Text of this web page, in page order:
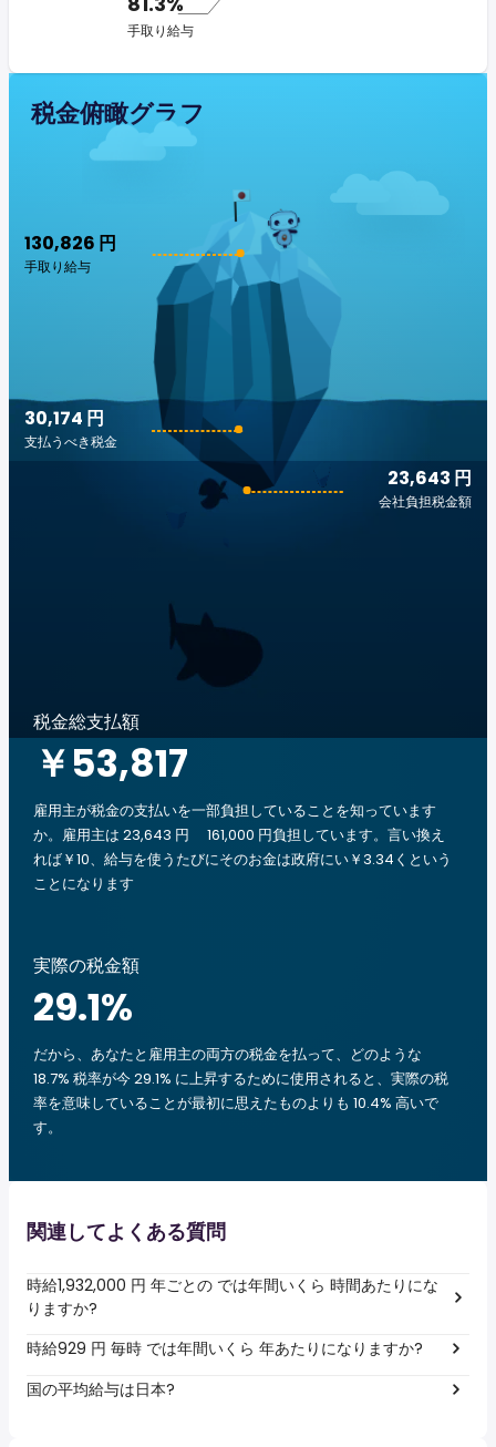
手取り給与
税金俯瞰グラフ
130,826 円
手取り給与
23,643 円
会社負担税金額
30,174 円
支払うべき税金
税金総支払額
￥53,817
雇用主が税金の支払いを一部負担していることを知っています
か。雇用主は 23,643 円 161,000 円負担しています。言い換え
れば￥10、給与を使うたびにそのお金は政府にい￥3.34くという
ことになります
実際の税金額
29.1%
だから、あなたと雇用主の両方の税金を払って、どのような
18.7% 税率が今 29.1% に上昇するために使用されると、実際の税
率を意味していることが最初に思えたものよりも 10.4% 高いで
す。
関連してよくある質問
時給1,932,000 円 年ごとの では年間いくら 時間あたりにな
りますか?
時給929 円 毎時 では年間いくら 年あたりになりますか?
国の平均給与は日本?